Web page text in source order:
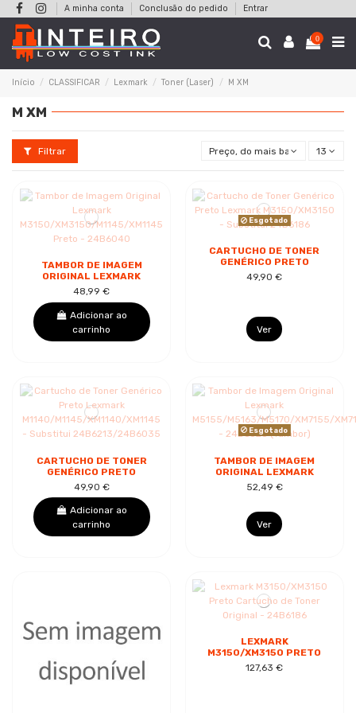
A minha conta Conclusão do pedido Entrar
0
Início CLASSIFICAR Lexmark Toner (Laser) M XM
M XM
Filtrar Preço, do mais baixo ao mais
13
TAMBOR DE IMAGEM
ORIGINAL LEXMARK
M3150/XM3150/M1145/XM1145
PRETO - 24B6040
48,99 €
Adicionar ao
carrinho
Esgotado
CARTUCHO DE TONER
GENÉRICO PRETO
LEXMARK
M3150/XM3150 -
49,90 €
Ver
CARTUCHO DE TONER
GENÉRICO PRETO
LEXMARK
M1140/M1145/XM1140/XM1145
- SUBSTITUI...
49,90 €
Adicionar ao
carrinho
Esgotado
TAMBOR DE IMAGEM
ORIGINAL LEXMARK
M5155/M5163/M5170/
- 24B6025...
52,49 €
Ver
LEXMARK
M3150/XM3150 PRETO
CARTUCHO DE TONER
ORIGINAL - 24B6186
127,63 €